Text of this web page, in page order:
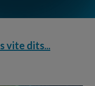
vite dits...